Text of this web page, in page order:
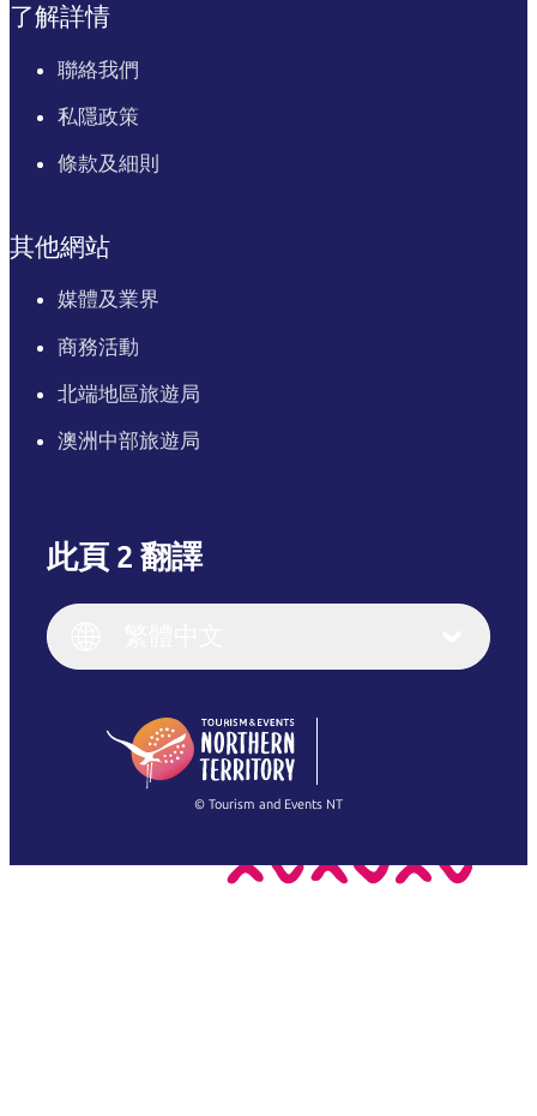
了解詳情
聯絡我們
私隱政策
條款及細則
其他網站
媒體及業界
商務活動
北端地區旅遊局
澳洲中部旅遊局
此頁 2 翻譯
English (US)
English
(Singapore)
Français
繁體中文
© Tourism and Events NT